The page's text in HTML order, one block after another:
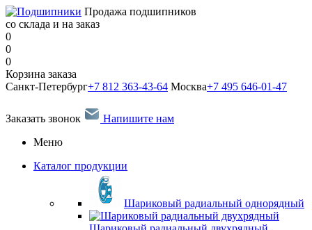
Продажа подшипников
со склада и на заказ
0
0
0
Корзина заказа
Санкт-Петербург+7 812 363-43-64 Москва+7 495 646-01-47
Заказать звонок
Напишите нам
Меню
Каталог продукции
Шариковый радиальный однорядный